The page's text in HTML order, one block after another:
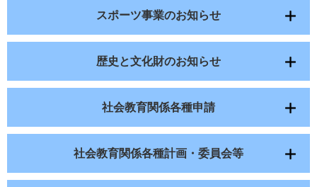
スポーツ事業のお知らせ
歴史と文化財のお知らせ
社会教育関係各種申請
社会教育関係各種計画・委員会等